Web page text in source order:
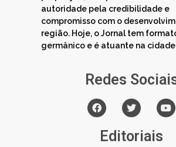
autoridade pela credibilidade e
compromisso com o
região. Hoje, o Jornal tem
germânico e é atuante na cidade
Redes
Editoriais